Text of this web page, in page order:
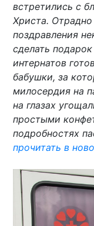
встретились с
Христа.
поздравления
сделать
интернатов
бабушки, за
милосердия на
на глазах
простыми
подробностях
прочитать в